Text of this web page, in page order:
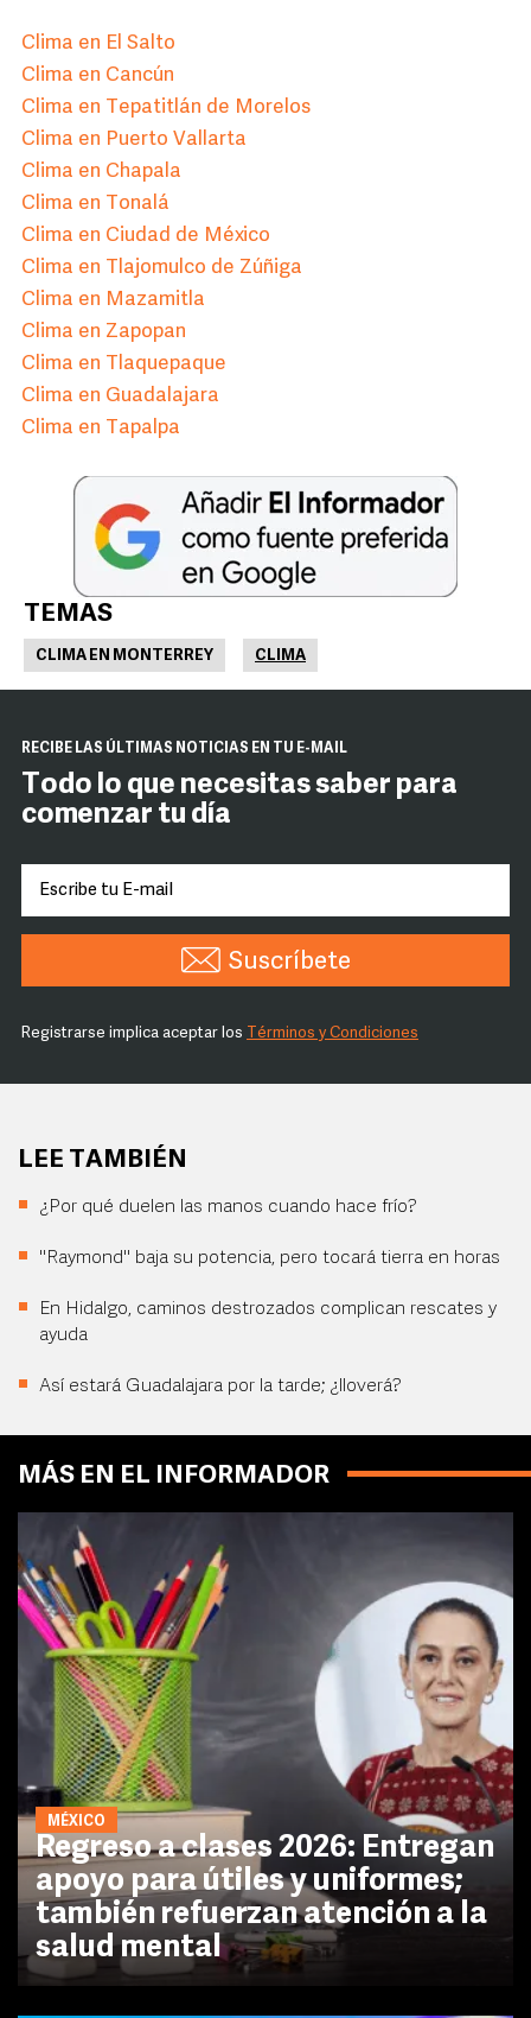
Clima en El Salto
Clima en Cancún
Clima en Tepatitlán de Morelos
Clima en Puerto Vallarta
Clima en Chapala
Clima en Tonalá
Clima en Ciudad de México
Clima en Tlajomulco de Zúñiga
Clima en Mazamitla
Clima en Zapopan
Clima en Tlaquepaque
Clima en Guadalajara
Clima en Tapalpa
TEMAS
CLIMA EN MONTERREY CLIMA
RECIBE LAS ÚLTIMAS NOTICIAS EN TU E-MAIL
Todo lo que necesitas saber para
comenzar tu día
Suscríbete
Registrarse implica aceptar los Términos y Condiciones
LEE TAMBIÉN
¿Por qué duelen las manos cuando hace frío?
"Raymond" baja su potencia, pero tocará tierra en horas
En Hidalgo, caminos destrozados complican rescates y
ayuda
Así estará Guadalajara por la tarde; ¿lloverá?
MÁS EN EL INFORMADOR
MÉXICO
Regreso a clases 2026: Entregan
apoyo para útiles y uniformes;
también refuerzan atención a la
salud mental